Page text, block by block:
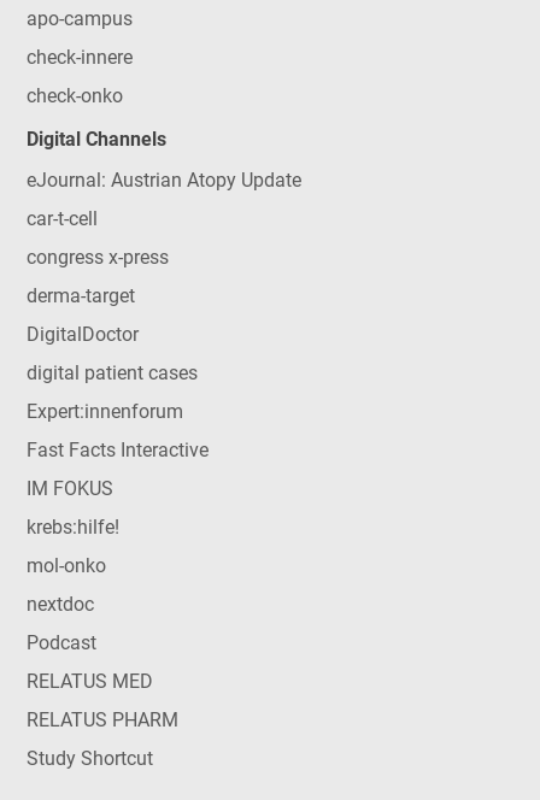
apo-campus
check-innere
check-onko
Digital Channels
eJournal: Austrian Atopy Update
car-t-cell
congress x-press
derma-target
DigitalDoctor
digital patient cases
Expert:innenforum
Fast Facts Interactive
IM FOKUS
krebs:hilfe!
mol-onko
nextdoc
Podcast
RELATUS MED
RELATUS PHARM
Study Shortcut